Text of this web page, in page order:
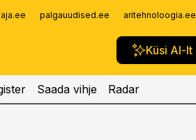
palgauudised.ee aritehnoloogia.ee
Küsi AI-lt
Saada vihje Radar